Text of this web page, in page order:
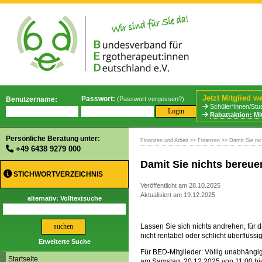
Benutzername: Passwort: (Passwort vergessen?) Jetzt Mitglied
Schüler*innen/
Rabattaktion:
Persönliche Beratung unter:
+49 6438 9279 000
STICHWORTVERZEICHNIS
alternativ: Volltextsuche
Erweiterte Suche
Startseite
Finanzen und Arbeit >> Finanzen >> Damit Sie
Damit Sie nichts
Veröffentlicht am 28.10.2025
Aktualisiert am 19.12.2025
Lassen Sie sich nichts andrehen, für
nicht rentabel oder schlicht
Für BED-Mitglieder: Völlig